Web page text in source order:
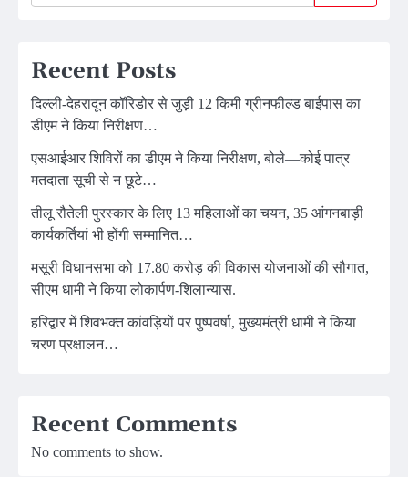
Recent Posts
दिल्ली-देहरादून कॉरिडोर से जुड़ी 12 किमी ग्रीनफील्ड बाईपास का
डीएम ने किया निरीक्षण…
एसआईआर शिविरों का डीएम ने किया निरीक्षण, बोले—कोई पात्र
मतदाता सूची से न छूटे…
तीलू रौतेली पुरस्कार के लिए 13 महिलाओं का चयन, 35 आंगनबाड़ी
कार्यकर्तियां भी होंगी सम्मानित…
मसूरी विधानसभा को 17.80 करोड़ की विकास योजनाओं की सौगात,
सीएम धामी ने किया लोकार्पण-शिलान्यास.
हरिद्वार में शिवभक्त कांवड़ियों पर पुष्पवर्षा, मुख्यमंत्री धामी ने किया
चरण प्रक्षालन…
Recent Comments
No comments to show.